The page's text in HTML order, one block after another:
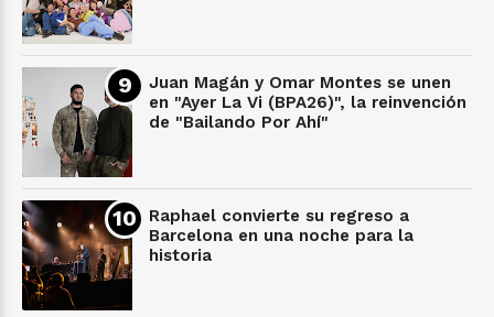
Juan Magán y Omar Montes se unen
en "Ayer La Vi (BPA26)", la reinvención
de "Bailando Por Ahí"
Raphael convierte su regreso a
Barcelona en una noche para la
historia